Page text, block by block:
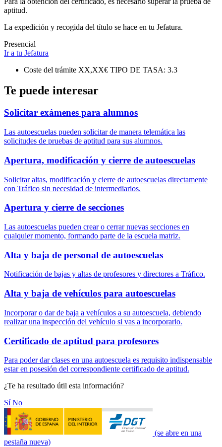
aptitud.
La expedición y recogida del título se hace en tu Jefatura.
Presencial
Ir a tu Jefatura
Coste del trámite XX,XX€ TIPO DE TASA: 3.3
Te puede interesar
Solicitar exámenes para alumnos
Las autoescuelas pueden solicitar de manera telemática las
solicitudes de pruebas de aptitud para sus alumnos.
Apertura, modificación y cierre de autoescuelas
Solicitar altas, modificación y cierre de autoescuelas directamente
con Tráfico sin necesidad de intermediarios.
Apertura y cierre de secciones
Las autoescuelas pueden crear o cerrar nuevas secciones en
cualquier momento, formando parte de la escuela matriz.
Alta y baja de personal de autoescuelas
Notificación de bajas y altas de profesores y directores a Tráfico.
Alta y baja de vehículos para autoescuelas
Incorporar o dar de baja a vehículos a su autoescuela, debiendo
realizar una inspección del vehículo si vas a incorporarlo.
Certificado de aptitud para profesores
Para poder dar clases en una autoescuela es requisito indispensable
estar en posesión del correspondiente certificado de aptitud.
¿Te ha resultado útil esta información?
SíNo
(se abre en una
pestaña nueva)